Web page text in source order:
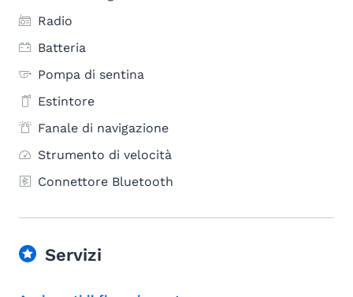
Radio
Batteria
Pompa di sentina
Estintore
Fanale di navigazione
Strumento di velocità
Connettore Bluetooth
Servizi